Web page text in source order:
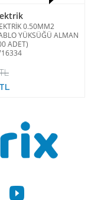
0.50MM2
YÜKSÜĞÜ ALMAN
ADET)